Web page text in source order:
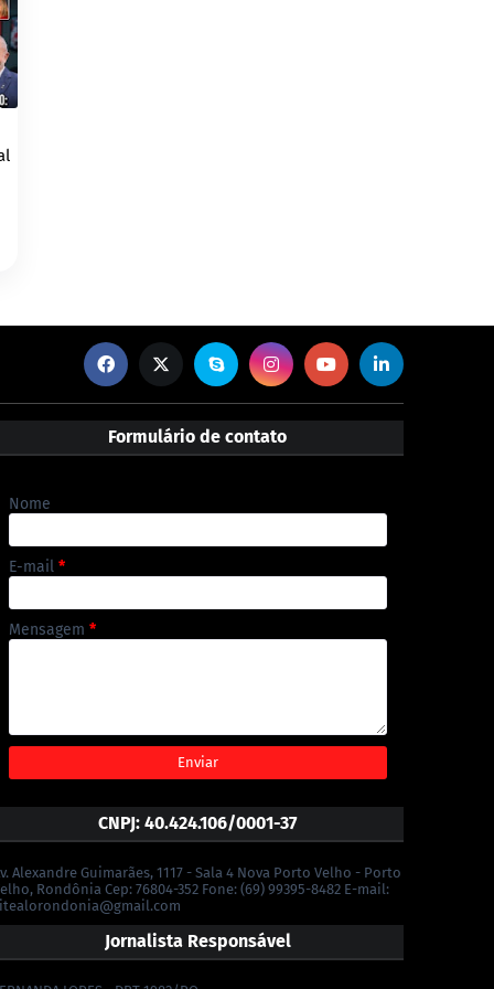
Formulário de contato
Nome
E-mail *
Mensagem *
CNPJ: 40.424.106/0001-37
Alexandre Guimarães, 1117 - Sala 4 Nova Porto Velho - Porto
Rondônia Cep: 76804-352 Fone: (69) 99395-8482 E-mail:
Jornalista Responsável